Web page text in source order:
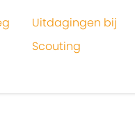
Uitdagingen bij
Scouting